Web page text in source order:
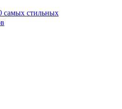
самых стильных